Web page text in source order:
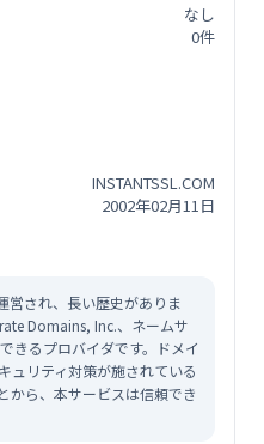
なし
0件
INSTANTSSL.COM
2002年02月11日
され、長い歴史がありま
Domains, Inc.、ネームサ
きるプロバイダです。ドメイ
ュリティ対策が施されている
から、本サービスは信頼でき